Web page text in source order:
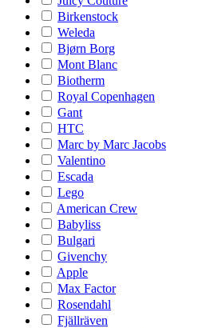
Birkenstock
Weleda
Bjørn Borg
Mont Blanc
Biotherm
Royal Copenhagen
Gant
HTC
Marc by Marc Jacobs
Valentino
Escada
Lego
American Crew
Babyliss
Bulgari
Givenchy
Apple
Max Factor
Rosendahl
Fjällräven